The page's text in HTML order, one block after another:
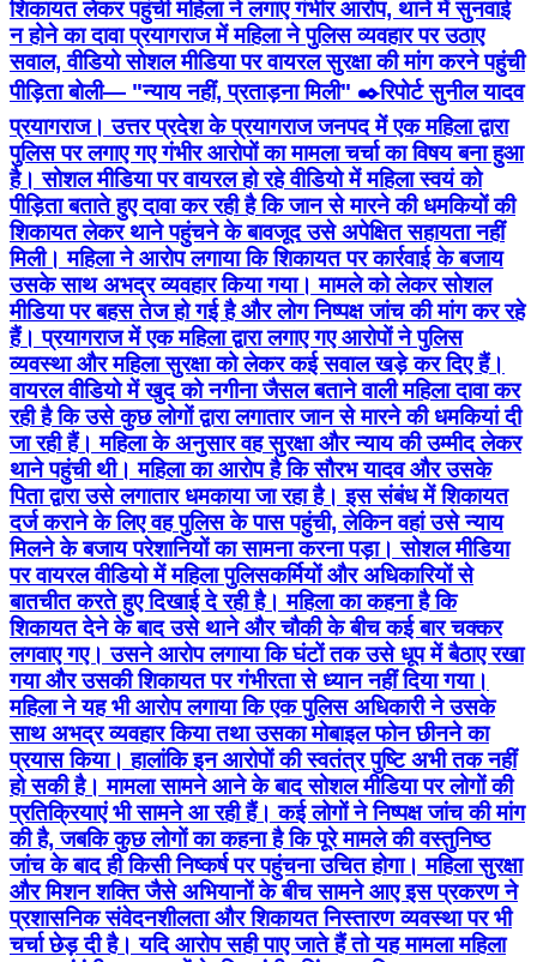
पुलिस पर लगाए गए गंभीर आरोपों का मामला चर्चा का विषय बना हुआ
है। सोशल मीडिया पर वायरल हो रहे वीडियो में महिला स्वयं को
पीड़िता बताते हुए दावा कर रही है कि जान से मारने की धमकियों की
शिकायत लेकर थाने पहुंचने के बावजूद उसे अपेक्षित सहायता नहीं
मिली। महिला ने आरोप लगाया कि शिकायत पर कार्रवाई के बजाय
उसके साथ अभद्र व्यवहार किया गया। मामले को लेकर सोशल
मीडिया पर बहस तेज हो गई है और लोग निष्पक्ष जांच की मांग कर रहे
हैं। प्रयागराज में एक महिला द्वारा लगाए गए आरोपों ने पुलिस
व्यवस्था और महिला सुरक्षा को लेकर कई सवाल खड़े कर दिए हैं।
वायरल वीडियो में खुद को नगीना जैसल बताने वाली महिला दावा कर
रही है कि उसे कुछ लोगों द्वारा लगातार जान से मारने की धमकियां दी
जा रही हैं। महिला के अनुसार वह सुरक्षा और न्याय की उम्मीद लेकर
थाने पहुंची थी। महिला का आरोप है कि सौरभ यादव और उसके
पिता द्वारा उसे लगातार धमकाया जा रहा है। इस संबंध में शिकायत
दर्ज कराने के लिए वह पुलिस के पास पहुंची, लेकिन वहां उसे न्याय
मिलने के बजाय परेशानियों का सामना करना पड़ा। सोशल मीडिया
पर वायरल वीडियो में महिला पुलिसकर्मियों और अधिकारियों से
बातचीत करते हुए दिखाई दे रही है। महिला का कहना है कि
शिकायत देने के बाद उसे थाने और चौकी के बीच कई बार चक्कर
लगवाए गए। उसने आरोप लगाया कि घंटों तक उसे धूप में बैठाए रखा
गया और उसकी शिकायत पर गंभीरता से ध्यान नहीं दिया गया।
महिला ने यह भी आरोप लगाया कि एक पुलिस अधिकारी ने उसके
साथ अभद्र व्यवहार किया तथा उसका मोबाइल फोन छीनने का
प्रयास किया। हालांकि इन आरोपों की स्वतंत्र पुष्टि अभी तक नहीं
हो सकी है। मामला सामने आने के बाद सोशल मीडिया पर लोगों की
प्रतिक्रियाएं भी सामने आ रही हैं। कई लोगों ने निष्पक्ष जांच की मांग
की है, जबकि कुछ लोगों का कहना है कि पूरे मामले की वस्तुनिष्ठ
जांच के बाद ही किसी निष्कर्ष पर पहुंचना उचित होगा। महिला सुरक्षा
और मिशन शक्ति जैसे अभियानों के बीच सामने आए इस प्रकरण ने
प्रशासनिक संवेदनशीलता और शिकायत निस्तारण व्यवस्था पर भी
चर्चा छेड़ दी है। यदि आरोप सही पाए जाते हैं तो यह मामला महिला
सुरक्षा संबंधी व्यवस्थाओं के लिए गंभीर चिंता का विषय बन सकता
है। फिलहाल यह मामला आरोप और प्रत्यारोप के बीच जांच का
विषय बना हुआ है। प्रशासनिक और पुलिस स्तर पर निष्पक्ष जांच के
बाद ही पूरे घटनाक्रम की वास्तविक तस्वीर स्पष्ट हो सकेगी। महिला
सुरक्षा और शिकायतों के त्वरित निस्तारण को लेकर यह घटना